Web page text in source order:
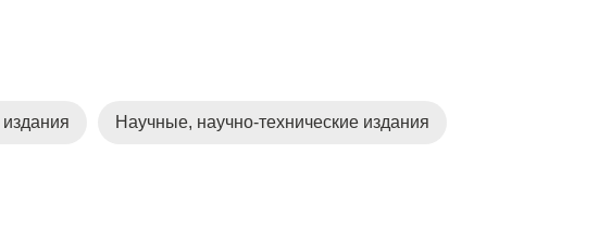
Научные, научно-технические издания